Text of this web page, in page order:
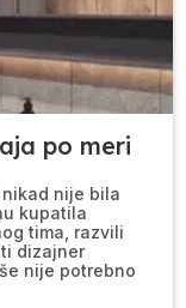
po meri
nije bila
kupatila
tima, razvili
dizajner
nije potrebno